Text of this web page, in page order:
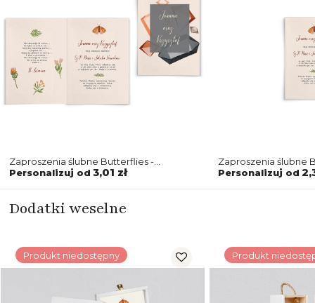
Zaproszenia ślubne Butterflies -
Składane motyw 3
Personalizuj od 3,01 zł
Zaproszenia ślubne
Personalizuj od
Dodatki weselne
Produkt niedostępny Produkt